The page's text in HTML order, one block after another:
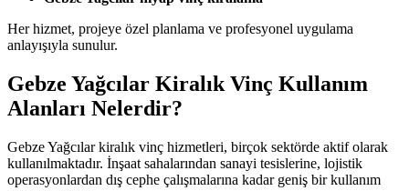
Her hizmet, projeye özel planlama ve profesyonel uygulama
anlayışıyla sunulur.
Gebze Yağcılar Kiralık Vinç Kullanım
Alanları Nelerdir?
Gebze Yağcılar kiralık vinç hizmetleri, birçok sektörde aktif olarak
kullanılmaktadır. İnşaat sahalarından sanayi tesislerine, lojistik
operasyonlardan dış cephe çalışmalarına kadar geniş bir kullanım